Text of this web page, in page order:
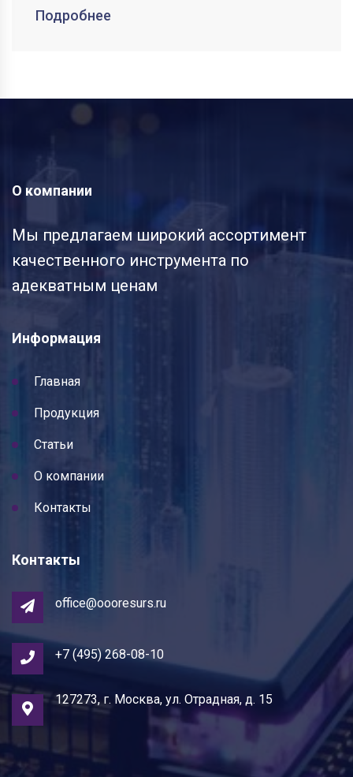
Подробнее
О компании
Мы предлагаем широкий ассортимент
качественного инструмента по
адекватным ценам
Информация
Главная
Продукция
Статьи
О компании
Контакты
Контакты
office@oooresurs.ru
+7 (495) 268-08-10
127273, г. Москва, ул. Отрадная, д. 15